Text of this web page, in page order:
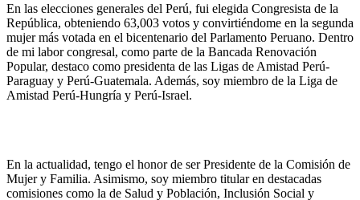
En las elecciones generales del Perú, fui elegida Congresista de la
República, obteniendo 63,003 votos y convirtiéndome en la segunda
mujer más votada en el bicentenario del Parlamento Peruano. Dentro
de mi labor congresal, como parte de la Bancada Renovación
Popular, destaco como presidenta de las Ligas de Amistad Perú-
Paraguay y Perú-Guatemala. Además, soy miembro de la Liga de
Amistad Perú-Hungría y Perú-Israel.
En la actualidad, tengo el honor de ser Presidente de la Comisión de
Mujer y Familia. Asimismo, soy miembro titular en destacadas
comisiones como la de Salud y Población, Inclusión Social y